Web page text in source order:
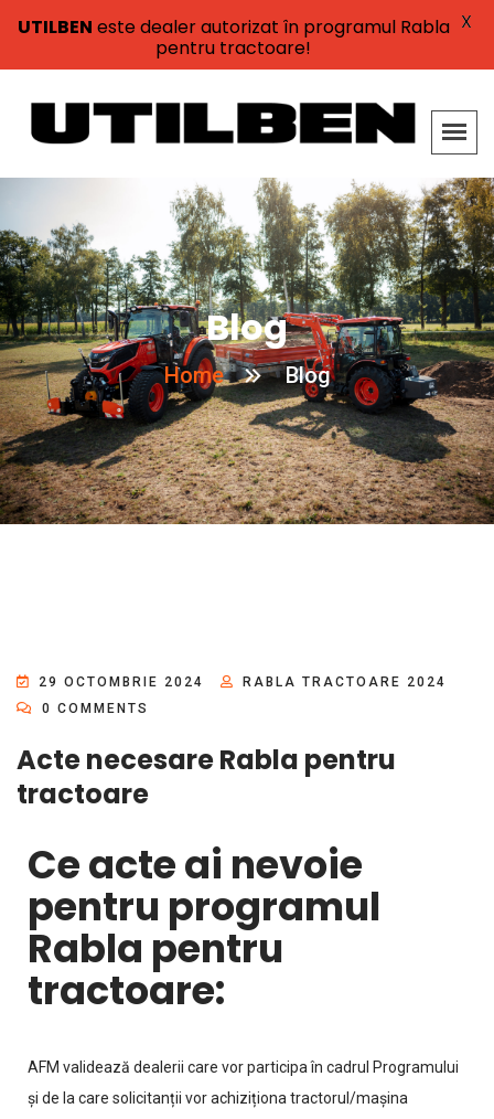
Blog
Home Blog
29 OCTOMBRIE 2024
RABLA TRACTOARE 2024
0 COMMENTS
Acte necesare Rabla pentru
tractoare
Ce acte ai nevoie
pentru programul
Rabla pentru
tractoare:
AFM validează dealerii care vor participa în cadrul Programului
și de la care solicitanții vor achiziționa tractorul/mașina
UTILBEN este dealer autorizat în programul Rabla
pentru tractoare!
X